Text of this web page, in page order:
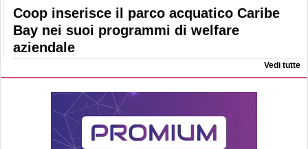
Coop inserisce il parco acquatico Caribe
Bay nei suoi programmi di welfare
aziendale
Vedi tutte